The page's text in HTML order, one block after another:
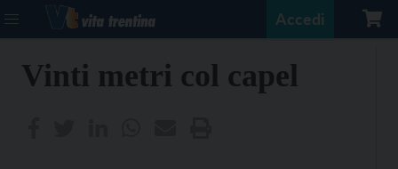
Accedi
Vinti metri col capel